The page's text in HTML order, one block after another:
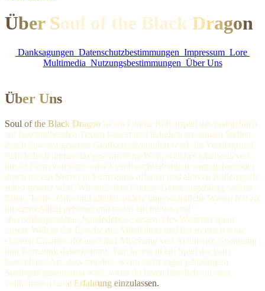
Über Soul of the Black Dragon
Danksagungen Datenschutzbestimmungen Impressum Lore
Multimedia Nutzungsbestimmungen Über Uns
Über Uns
Soul ofthe Black Dragon ist ein Online Rollenspiel das maßgeblich
auf beschreibenden Texten basiert und lediglich an einigen Stellen
durch bewusst gesetzte Grafiken akzentuiert wird. Im Vordergrund
steht jedoch immer das geschriebene Wort, welches einerseits von
uns in Form von Orts- oder Eventbeschreibungen vorgegeben oder
durch unsere Nutzer in Form eines offenen und aktiven Rollenspiels
selbst gesetzt wird. Wir sind dem Fantasy Genre angehörig, sodass
Elfen, Trolle, Orks und allerlei andere ungewöhnliche Wesen fest zu
unserem Alltag gehören und so für ein buntes und
abwechlungsreiches Spielerlebnis sorgen. Des Weiteren spielt
unsere Welt in der Epoche des Mittelalters und hat so einen ganz
eigenen Charme, der aus einer Mischung von Abenteuer, Spannung
und Romantik daherkommt. Tauche ein in ein Spiel der ganz
besonderen Art, dass stunden- wenn nicht sogar jahrelangen
Spielspaß garantieren wird, wenn du bereit bist dich auf eine
vollkommen neue Erfahrung einzulassen.